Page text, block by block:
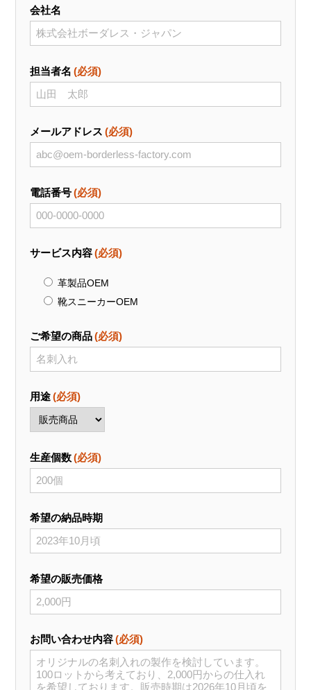
会社名
担当者名 (必須)
メールアドレス (必須)
電話番号 (必須)
サービス内容 (必須)
革製品OEM
靴スニーカーOEM
ご希望の商品 (必須)
用途 (必須)
生産個数 (必須)
希望の納品時期
希望の販売価格
お問い合わせ内容 (必須)